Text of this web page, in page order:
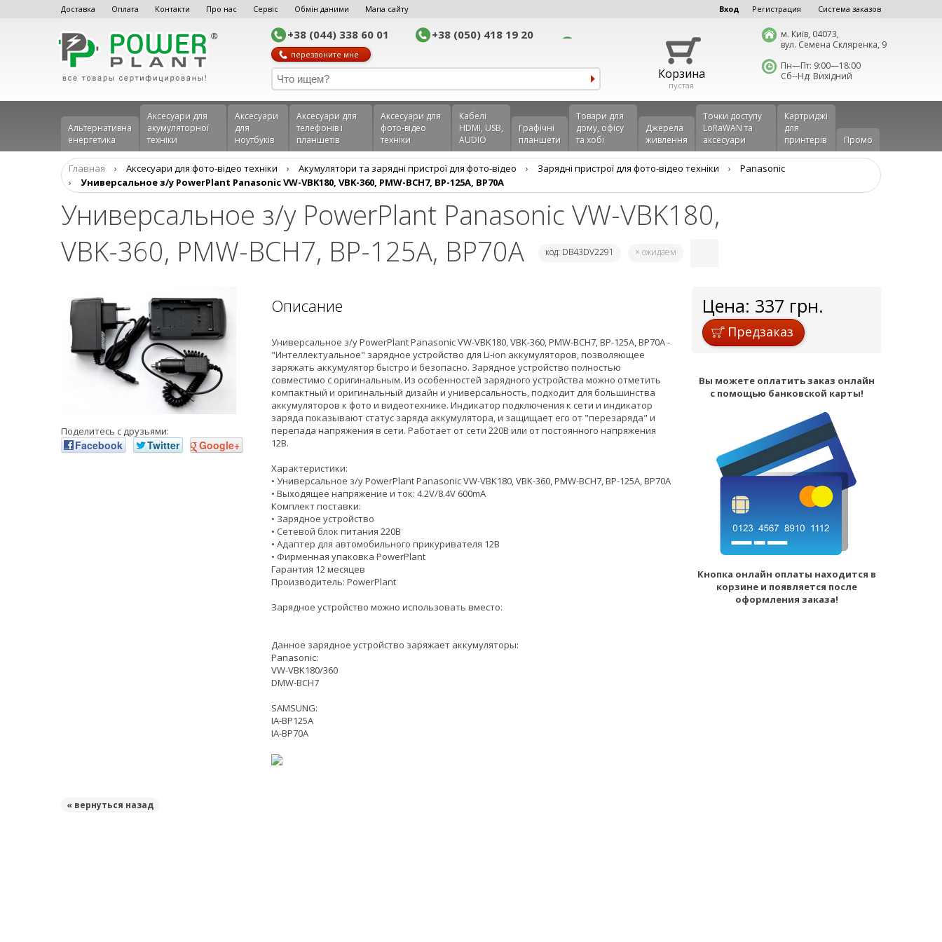
Доставка Оплата Контакти Про нас Сервіс Обмін даними Мапа сайту Вход Регистрация Система заказов
+38 (044) 338 60 01 +38 (050) 418 19 20
перезвоните мне
Корзина
пустая
м. Київ, 04073,
вул. Семена Скляренка, 9
Пн—Пт: 9:00—18:00
Сб--Нд: Вихідний
Альтернативна
енергетика
Аксесуари для
акумуляторної
техніки
Аксесуари
для
ноутбуків
Аксеcуари для
телефонів і
планшетів
Аксесуари для
фото-відео
техніки
Кабелі
HDMI, USB,
AUDIO
Графічні
планшети
Товари для
дому, офісу
та хобі
Джерела
живлення
Точки доступу
LoRaWAN та
аксесуари
Картриджі
для
принтерів
Промо
Главная › Аксесуари для фото-відео техніки › Aкумулятори та зарядні пристрої для фото-відео › Зарядні пристрої для фото-відео техніки ›
Panasonic
›
Универсальное з/у PowerPlant Panasonic VW-VBK180, VBK-360, PMW-BCH7, BP-125A, BP70A
Универсальное з/у PowerPlant Panasonic VW-VBK180,
VBK-360, PMW-BCH7, BP-125A, BP70A
код: DB43DV2291 × ожидаем
Поделитесь с друзьями:
Facebook Twitter Google+
Описание
Универсальное з/у PowerPlant Panasonic VW-VBK180, VBK-360, PMW-BCH7, BP-125A, BP70A -
"Интеллектуальное" зарядное устройство для Li-ion аккумуляторов, позволяющее
заряжать аккумулятор быстро и безопасно. Зарядное устройство полностью
совместимо с оригинальным. Из особенностей зарядного устройства можно отметить
компактный и оригинальный дизайн и универсальность, подходит для большинства
аккумуляторов к фото и видеотехнике. Индикатор подключения к сети и индикатор
заряда показывают статус заряда аккумулятора, и защищает его от "перезаряда" и
перепада напряжения в сети. Работает от сети 220В или от постоянного напряжения
12В.
Характеристики:
• Универсальное з/у PowerPlant Panasonic VW-VBK180, VBK-360, PMW-BCH7, BP-125A, BP70A
• Выходящее напряжение и ток: 4.2V/8.4V 600mA
Комплект поставки:
• Зарядное устройство
• Сетевой блок питания 220В
• Адаптер для автомобильного прикуривателя 12В
• Фирменная упаковка PowerPlant
Гарантия 12 месяцев
Производитель: PowerPlant
Зарядное устройство можно использовать вместо:
Данное зарядное устройство заряжает аккумуляторы:
Panasonic:
VW-VBK180/360
DMW-BCH7
SAMSUNG:
IA-BP125A
IA-BP70A
Цена: 337 грн.
Предзаказ
Вы можете оплатить заказ онлайн
с помощью банковской карты!
Кнопка онлайн оплаты находится в
корзине и появляется после
оформления заказа!
« вернуться назад